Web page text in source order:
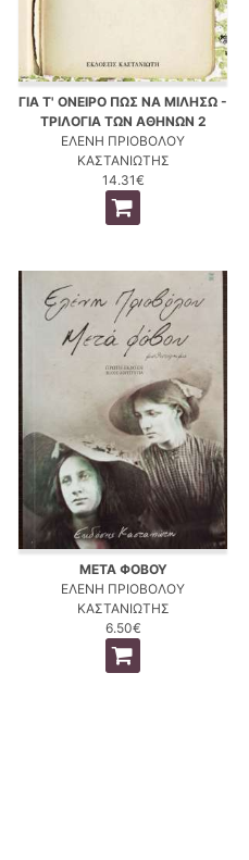
ΓΙΑ Τ' ΟΝΕΙΡΟ ΠΩΣ ΝΑ ΜΙΛΗΣΩ -
ΤΡΙΛΟΓΙΑ ΤΩΝ ΑΘΗΝΩΝ 2
ΕΛΕΝΗ ΠΡΙΟΒΟΛΟΥ
ΚΑΣΤΑΝΙΩΤΗΣ
14.31€
ΜΕΤΑ ΦΟΒΟΥ
ΕΛΕΝΗ ΠΡΙΟΒΟΛΟΥ
ΚΑΣΤΑΝΙΩΤΗΣ
6.50€